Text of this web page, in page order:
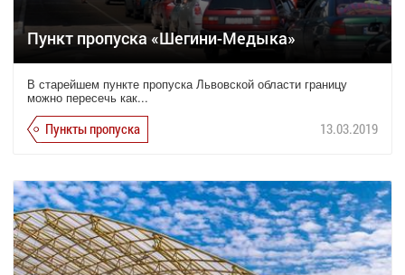
Пункт пропуска «Шегини-Медыка»
В старейшем пункте пропуска Львовской области границу
можно пересечь как...
Пункты пропуска 13.03.2019